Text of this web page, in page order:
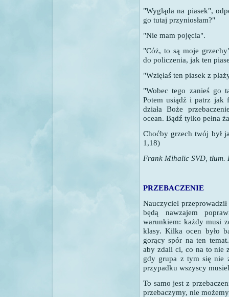
"Wygląda na piasek",
go tutaj przyniosłam?"
"Nie mam pojęcia".
"Cóż, to są moje
do policzenia, jak ten
"Wzięłaś ten piasek z
"Wobec tego zanieś go
Potem usiądź i patrz jak
działa Boże
ocean. Bądź tylko pełna
Choćby grzech twój był
1,18)
Frank Mihalic SVD, tłum.
PRZEBACZENIE
Nauczyciel
będą nawzajem
warunkiem: każdy musi
klasy. Kilka ocen było
gorący spór na ten
aby zdali ci, co na to nie
gdy grupa z tym się nie
przypadku wszyscy
To samo jest z
przebaczymy, nie